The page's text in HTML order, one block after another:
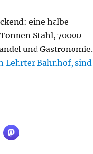
eine halbe
Stahl, 70000
und Gastronomie.
Lehrter Bahnhof, sind